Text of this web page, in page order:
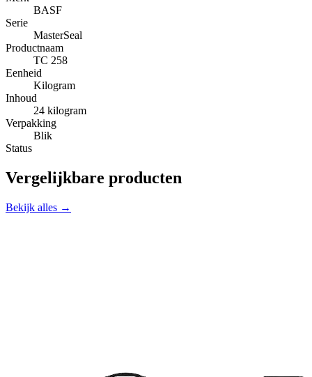
BASF
Serie
MasterSeal
Productnaam
TC 258
Eenheid
Kilogram
Inhoud
24 kilogram
Verpakking
Blik
Status
Vergelijkbare producten
Bekijk alles →